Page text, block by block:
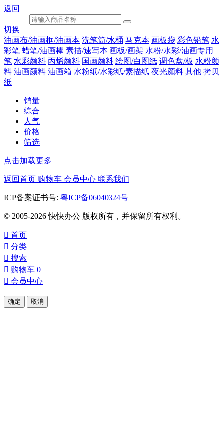
返回
切换
油画布/油画框/油画本 洗笔筒/水桶 马克本 画板袋 彩色铅笔 水
彩笔 蜡笔/油画棒 素描/速写本 画板/画架 水粉/水彩/油画专用
笔 水彩颜料 丙烯颜料 国画颜料 绘图/白图纸 调色盘/板 水粉颜
料 油画颜料 油画箱 水粉纸/水彩纸/素描纸 夜光颜料 其他 拷贝
纸
销量
综合
人气
价格
筛选
点击加载更多
返回首页 购物车 会员中心 联系我们
ICP备案证书号: 粤ICP备06040324号
© 2005-2026 快快办公 版权所有，并保留所有权利。
 首页
 分类
 搜索
 购物车 0
 会员中心
确定 取消